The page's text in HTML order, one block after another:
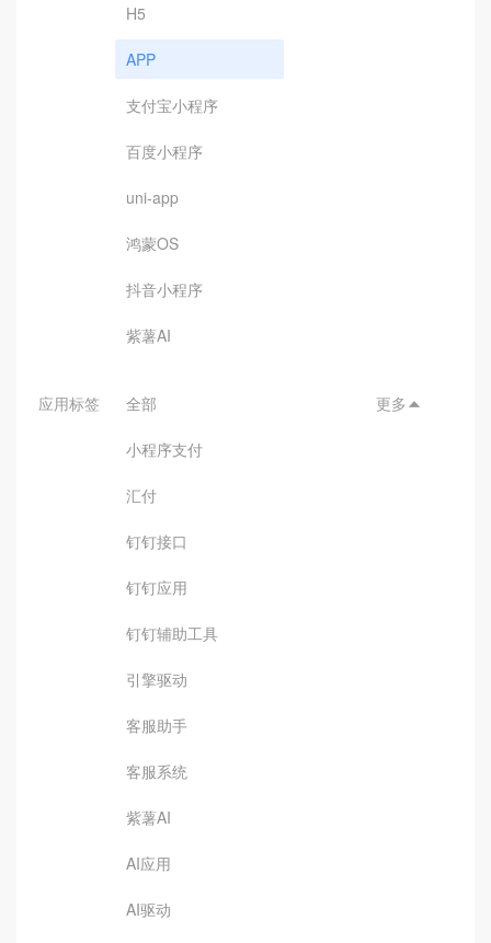
H5
APP
支付宝小程序
百度小程序
uni-app
鸿蒙OS
抖音小程序
紫薯AI
应用标签 全部
小程序支付
汇付
钉钉接口
钉钉应用
钉钉辅助工具
引擎驱动
客服助手
客服系统
紫薯AI
AI应用
AI驱动
更多 